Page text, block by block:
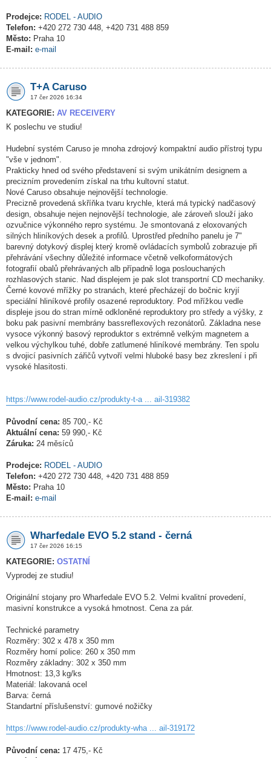
Prodejce: RODEL - AUDIO
Telefon: +420 272 730 448, +420 731 488 859
Město: Praha 10
E-mail: e-mail
T+A Caruso
17 čer 2026 16:34
KATEGORIE: AV RECEIVERY
K poslechu ve studiu!
Hudební systém Caruso je mnoha zdrojový kompaktní audio přístroj typu
"vše v jednom".
Prakticky hned od svého představení si svým unikátním designem a
precizním provedením získal na trhu kultovní statut.
Nové Caruso obsahuje nejnovější technologie.
Precizně provedená skříňka tvaru krychle, která má typický nadčasový
design, obsahuje nejen nejnovější technologie, ale zároveň slouží jako
ozvučnice výkonného repro systému. Je smontovaná z eloxovaných
silných hliníkových desek a profilů. Uprostřed předního panelu je 7"
barevný dotykový displej který kromě ovládacích symbolů zobrazuje při
přehrávání všechny důležité informace včetně velkoformátových
fotografií obalů přehrávaných alb případně loga poslouchaných
rozhlasových stanic. Nad displejem je pak slot transportní CD mechaniky.
Černé kovové mřížky po stranách, které přecházejí do bočnic kryjí
speciální hliníkové profily osazené reproduktory. Pod mřížkou vedle
displeje jsou do stran mírně odkloněné reproduktory pro středy a výšky, z
boku pak pasivní membrány bassreflexových rezonátorů. Základna nese
vysoce výkonný basový reproduktor s extrémně velkým magnetem a
velkou výchylkou tuhé, dobře zatlumené hliníkové membrány. Ten spolu
s dvojicí pasivních zářičů vytvoří velmi hluboké basy bez zkreslení i při
vysoké hlasitosti.
https://www.rodel-audio.cz/produkty-t-a ... ail-319382
Původní cena: 85 700,- Kč
Aktuální cena: 59 990,- Kč
Záruka: 24 měsíců
Prodejce: RODEL - AUDIO
Telefon: +420 272 730 448, +420 731 488 859
Město: Praha 10
E-mail: e-mail
Wharfedale EVO 5.2 stand - černá
17 čer 2026 16:15
KATEGORIE: OSTATNÍ
Vyprodej ze studiu!
Originální stojany pro Wharfedale EVO 5.2. Velmi kvalitní provedení,
masivní konstrukce a vysoká hmotnost. Cena za pár.
Technické parametry
Rozměry: 302 x 478 x 350 mm
Rozměry horní police: 260 x 350 mm
Rozměry základny: 302 x 350 mm
Hmotnost: 13,3 kg/ks
Materiál: lakovaná ocel
Barva: černá
Standartní příslušenství: gumové nožičky
https://www.rodel-audio.cz/produkty-wha ... ail-319172
Původní cena: 17 475,- Kč